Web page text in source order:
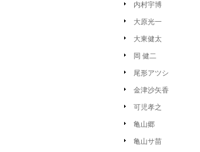
内村宇博
大原光一
大東健太
岡 健二
尾形アツシ
金津沙矢香
可児孝之
亀山郷
亀山サ苗